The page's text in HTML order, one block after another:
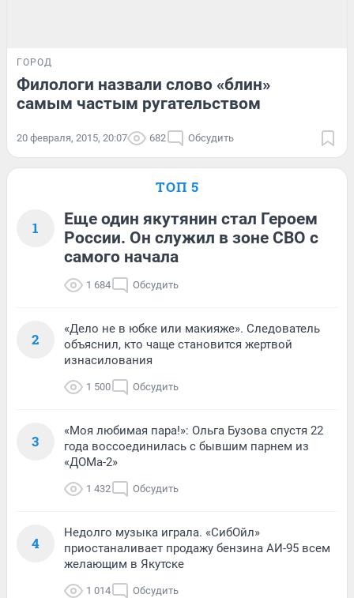
ГОРОД
Филологи назвали слово «блин»
самым частым ругательством
20 февраля, 2015, 20:07 682 Обсудить
ТОП 5
1
Еще один якутянин стал Героем
России. Он служил в зоне СВО с
самого начала
1 684 Обсудить
2
«Дело не в юбке или макияже». Следователь
объяснил, кто чаще становится жертвой
изнасилования
1 500 Обсудить
3
«Моя любимая пара!»: Ольга Бузова спустя 22
года воссоединилась с бывшим парнем из
«ДОМа-2»
1 432 Обсудить
4
Недолго музыка играла. «СибОйл»
приостаналивает продажу бензина АИ-95 всем
желающим в Якутске
1 014 Обсудить